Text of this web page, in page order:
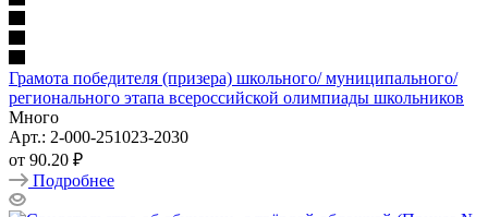
Грамота победителя (призера) школьного/ муниципального/
регионального этапа всероссийской олимпиады школьников
Много
Арт.: 2-000-251023-2030
от 90.20 ₽
Подробнее